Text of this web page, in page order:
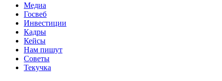
Медиа
Госвеб
Инвестиции
Кадры
Кейсы
Нам пишут
Советы
Текучка